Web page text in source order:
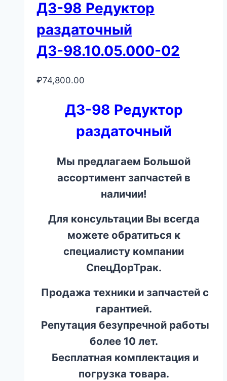
ДЗ-98 Редуктор
раздаточный
ДЗ-98.10.05.000-02
₽74,800.00
ДЗ-98 Редуктор
раздаточный
Мы предлагаем Большой
ассортимент запчастей в
наличии!
Для консультации Вы всегда
можете обратиться к
специалисту компании
СпецДорТрак.
Продажа техники и запчастей с
гарантией.
Репутация безупречной работы
более 10 лет.
Бесплатная комплектация и
погрузка товара.